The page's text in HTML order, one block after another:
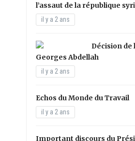
l’assaut de la république
il y a 2 ans
Décision
Georges Abdellah
il y a 2 ans
Echos du Monde du Travail
il y a 2 ans
Important discours du